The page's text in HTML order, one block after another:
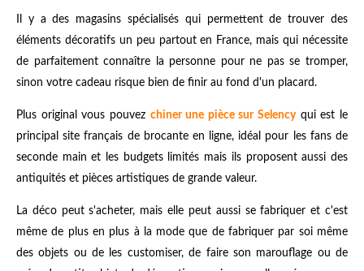
Il y a des magasins spécialisés qui permettent de trouver des
éléments décoratifs un peu partout en France, mais qui nécessite
de parfaitement connaître la personne pour ne pas se tromper,
sinon votre cadeau risque bien de finir au fond d'un placard.
Plus original vous pouvez chiner une pièce sur Selencyqui est le
principal site français de brocante en ligne, idéal pour les fans de
seconde main et les budgets limités mais ils proposent aussi des
antiquités et pièces artistiques de grande valeur.
La déco peut s'acheter, mais elle peut aussi se fabriquer et c'est
même de plus en plus à la mode que de fabriquer par soi même
des objets ou de les customiser, de faire son marouflage ou de